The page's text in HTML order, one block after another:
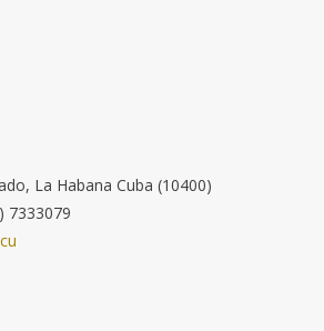
La Habana Cuba (10400)
7333079